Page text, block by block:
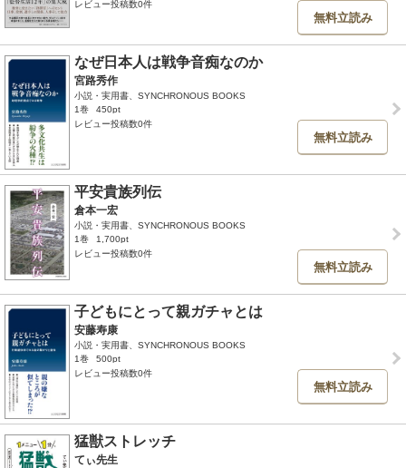
レビュー投稿数0件
無料立読み
なぜ日本人は戦争音痴なのか
宮路秀作
小説・実用書、SYNCHRONOUS BOOKS
1巻
450pt
レビュー投稿数0件
無料立読み
平安貴族列伝
倉本一宏
小説・実用書、SYNCHRONOUS BOOKS
1巻
1,700pt
レビュー投稿数0件
無料立読み
子どもにとって親ガチャとは
安藤寿康
小説・実用書、SYNCHRONOUS BOOKS
1巻
500pt
レビュー投稿数0件
無料立読み
猛獣ストレッチ
てぃ先生